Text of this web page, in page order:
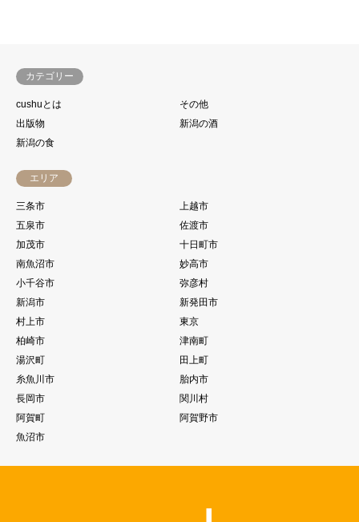
カテゴリー
cushuとは
その他
出版物
新潟の酒
新潟の食
エリア
三条市
上越市
五泉市
佐渡市
加茂市
十日町市
南魚沼市
妙高市
小千谷市
弥彦村
新潟市
新発田市
村上市
東京
柏崎市
津南町
湯沢町
田上町
糸魚川市
胎内市
長岡市
関川村
阿賀町
阿賀野市
魚沼市